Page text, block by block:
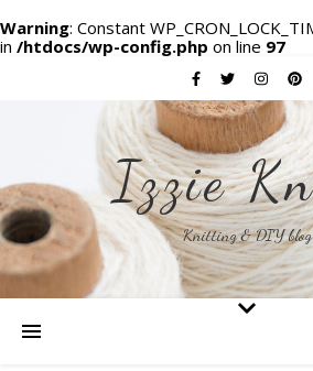
Warning: Constant
in /htdocs/wp-config.php on line 97
Izzie
Knitting & DIY blog